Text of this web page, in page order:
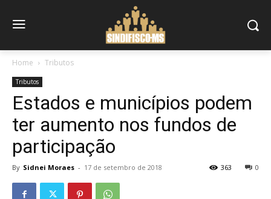
Home Tributos
Tributos
Estados e municípios podem
ter aumento nos fundos de
participação
By Sidnei Moraes - 17 de setembro de 2018 0
363